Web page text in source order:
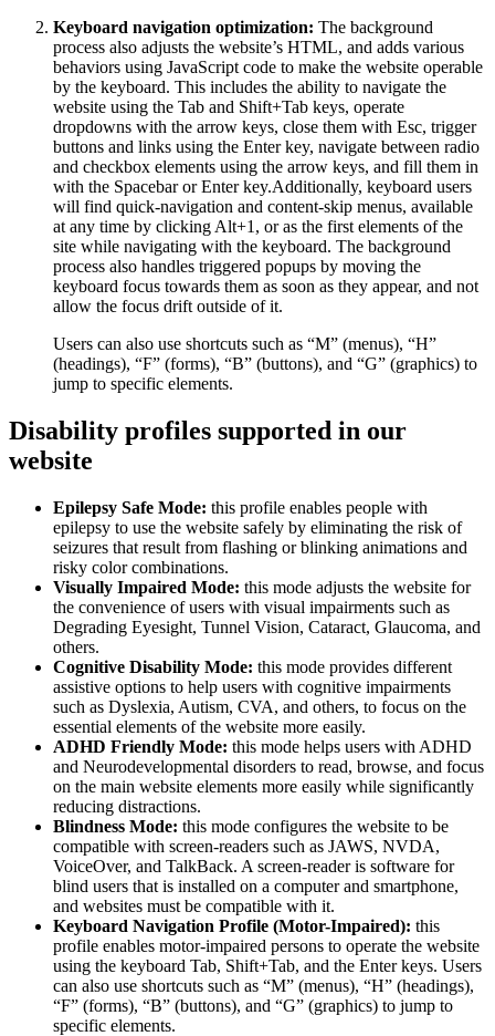
Keyboard navigation optimization: The background
process also adjusts the website’s HTML, and adds various
behaviors using JavaScript code to make the website operable
by the keyboard. This includes the ability to navigate the
website using the Tab and Shift+Tab keys, operate
dropdowns with the arrow keys, close them with Esc, trigger
buttons and links using the Enter key, navigate between radio
and checkbox elements using the arrow keys, and fill them in
with the Spacebar or Enter key.Additionally, keyboard users
will find quick-navigation and content-skip menus, available
at any time by clicking Alt+1, or as the first elements of the
site while navigating with the keyboard. The background
process also handles triggered popups by moving the
keyboard focus towards them as soon as they appear, and not
allow the focus drift outside of it.
Users can also use shortcuts such as “M” (menus), “H”
(headings), “F” (forms), “B” (buttons), and “G” (graphics) to
jump to specific elements.
Disability profiles supported in our
website
Epilepsy Safe Mode: this profile enables people with
epilepsy to use the website safely by eliminating the risk of
seizures that result from flashing or blinking animations and
risky color combinations.
Visually Impaired Mode: this mode adjusts the website for
the convenience of users with visual impairments such as
Degrading Eyesight, Tunnel Vision, Cataract, Glaucoma, and
others.
Cognitive Disability Mode: this mode provides different
assistive options to help users with cognitive impairments
such as Dyslexia, Autism, CVA, and others, to focus on the
essential elements of the website more easily.
ADHD Friendly Mode: this mode helps users with ADHD
and Neurodevelopmental disorders to read, browse, and focus
on the main website elements more easily while significantly
reducing distractions.
Blindness Mode: this mode configures the website to be
compatible with screen-readers such as JAWS, NVDA,
VoiceOver, and TalkBack. A screen-reader is software for
blind users that is installed on a computer and smartphone,
and websites must be compatible with it.
Keyboard Navigation Profile (Motor-Impaired): this
profile enables motor-impaired persons to operate the website
using the keyboard Tab, Shift+Tab, and the Enter keys. Users
can also use shortcuts such as “M” (menus), “H” (headings),
“F” (forms), “B” (buttons), and “G” (graphics) to jump to
specific elements.